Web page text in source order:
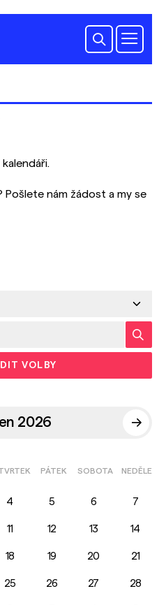
Pošlete nám žádost a my se
2026
VOLBY
PÁTEK SOBOTA NEDĚLE
4 5 6 7
11 12 13 14
18 19 20 21
25 26 27 28